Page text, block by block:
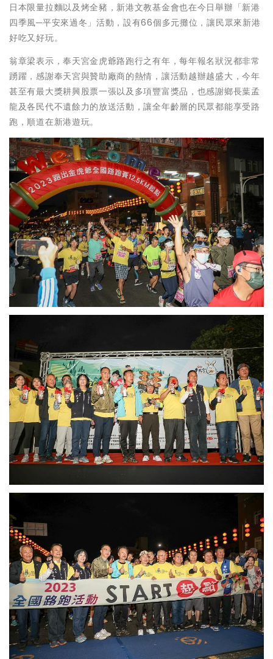
日本限量拉麵以及烤全豬，新港文教基金會也在今日舉辦「新港
四季風─平安來過冬」活動，設有66個多元攤位，讓民眾來新港
好吃又好玩。
翁章梁表示，奉天宮金虎爺路跑行之有年，每年報名狀況都非常
踴躍，感謝奉天宮與贊助廠商的熱情，讓活動越辦越盛大，今年
甚至有最大獎耕興股票一張以及多項豐富獎品，也感謝鄉長葉孟
龍及各民代不遺餘力的放送活動，讓全年齡層的民眾都能享受路
跑，順道在新港遊玩。